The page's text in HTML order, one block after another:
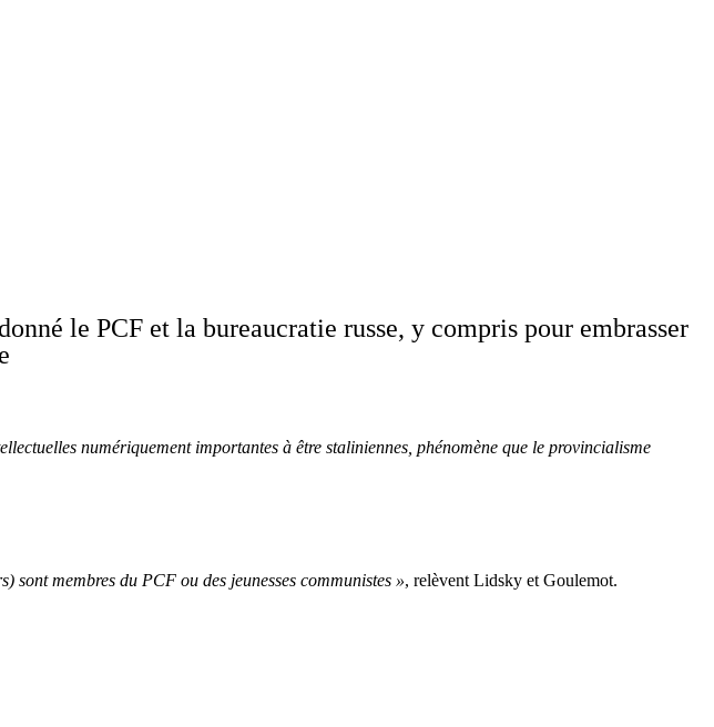
le PCF et la bureaucratie russe, y compris pour embrasser
numériquement importantes à être staliniennes, phénomène que le provincialisme
sont membres du PCF ou des jeunesses communistes », relèvent Lidsky et Goulemot.